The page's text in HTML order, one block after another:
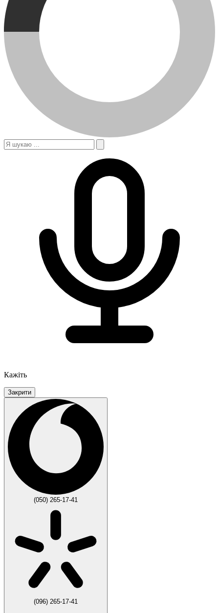
Кажіть
Закрити
(050) 265-17-41
(096) 265-17-41